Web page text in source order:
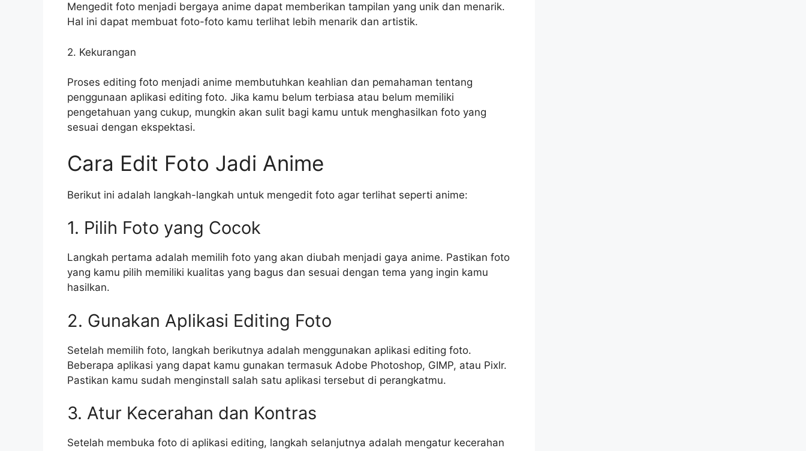
Mengedit foto menjadi bergaya anime dapat memberikan tampilan yang unik dan menarik.
Hal ini dapat membuat foto-foto kamu terlihat lebih menarik dan artistik.
2. Kekurangan
Proses editing foto menjadi anime membutuhkan keahlian dan pemahaman tentang
penggunaan aplikasi editing foto. Jika kamu belum terbiasa atau belum memiliki
pengetahuan yang cukup, mungkin akan sulit bagi kamu untuk menghasilkan foto yang
sesuai dengan ekspektasi.
Cara Edit Foto Jadi Anime
Berikut ini adalah langkah-langkah untuk mengedit foto agar terlihat seperti anime:
1. Pilih Foto yang Cocok
Langkah pertama adalah memilih foto yang akan diubah menjadi gaya anime. Pastikan foto
yang kamu pilih memiliki kualitas yang bagus dan sesuai dengan tema yang ingin kamu
hasilkan.
2. Gunakan Aplikasi Editing Foto
Setelah memilih foto, langkah berikutnya adalah menggunakan aplikasi editing foto.
Beberapa aplikasi yang dapat kamu gunakan termasuk Adobe Photoshop, GIMP, atau Pixlr.
Pastikan kamu sudah menginstall salah satu aplikasi tersebut di perangkatmu.
3. Atur Kecerahan dan Kontras
Setelah membuka foto di aplikasi editing, langkah selanjutnya adalah mengatur kecerahan